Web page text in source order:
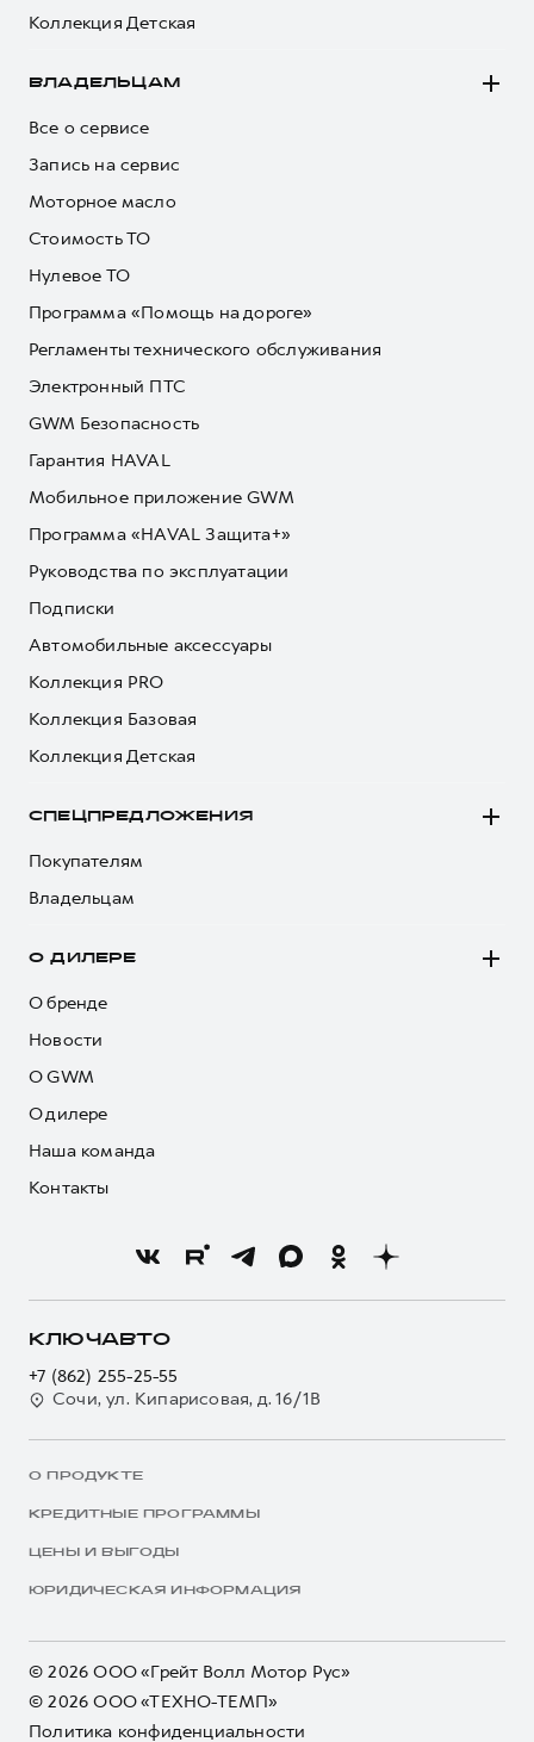
Коллекция Детская
ВЛАДЕЛЬЦАМ
Все о сервисе
Запись на сервис
Моторное масло
Стоимость ТО
Нулевое ТО
Программа «Помощь на дороге»
Регламенты технического обслуживания
Электронный ПТС
GWM Безопасность
Гарантия HAVAL
Мобильное приложение GWM
Программа «HAVAL Защита+»
Руководства по эксплуатации
Подписки
Автомобильные аксессуары
Коллекция PRO
Коллекция Базовая
Коллекция Детская
СПЕЦПРЕДЛОЖЕНИЯ
Покупателям
Владельцам
О ДИЛЕРЕ
О бренде
Новости
О GWM
О дилере
Наша команда
Контакты
КЛЮЧАВТО
+7 (862) 255-25-55
Сочи, ул. Кипарисовая, д. 16/1В
О ПРОДУКТЕ
КРЕДИТНЫЕ ПРОГРАММЫ
ЦЕНЫ И ВЫГОДЫ
ЮРИДИЧЕСКАЯ ИНФОРМАЦИЯ
© 2026 ООО «Грейт Волл Мотор Рус»
© 2026 ООО «ТЕХНО-ТЕМП»
Политика конфиденциальности